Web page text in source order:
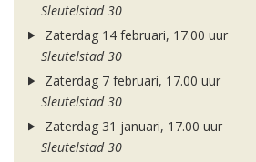
Sleutelstad 30
Zaterdag 14 februari, 17.00 uur
Sleutelstad 30
Zaterdag 7 februari, 17.00 uur
Sleutelstad 30
Zaterdag 31 januari, 17.00 uur
Sleutelstad 30